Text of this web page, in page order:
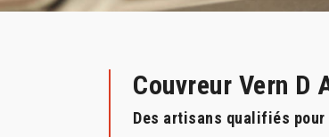
Couvreur Vern D
Des artisans qualifiés pour